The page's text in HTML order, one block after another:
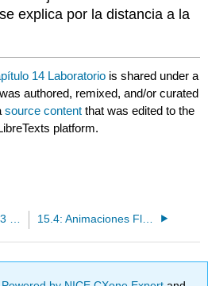
explica por la distancia a la
14 Laboratorio is shared under a
authored, remixed, and/or curated
source content that was edited to the
platform.
15.4: Animaciones Flash